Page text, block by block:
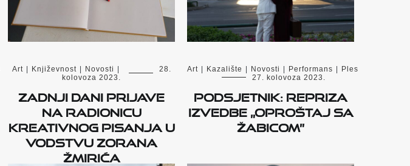
Art Književnost Novosti
28.
kolovoza 2023.
Zadnji dani prijave
na radionicu
kreativnog pisanja u
vodstvu Zorana
Žmirića
Art Kazalište Novosti Performans
Ples
27. kolovoza 2023.
Podsjetnik: Repriza
izvedbe „Oproštaj sa
Žabicom”